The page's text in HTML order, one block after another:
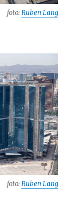
foto:Ruben Lang
foto:Ruben Lang